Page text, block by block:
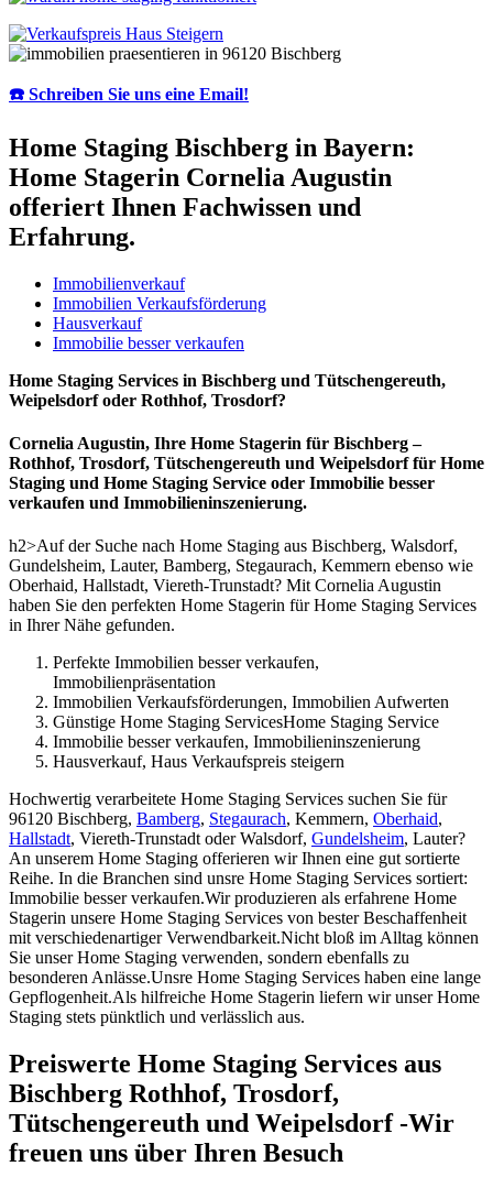
☎️ Schreiben Sie uns eine Email!
Home Staging Bischberg in Bayern:
Home Stagerin Cornelia Augustin
offeriert Ihnen Fachwissen und
Erfahrung.
Immobilienverkauf
Immobilien Verkaufsförderung
Hausverkauf
Immobilie besser verkaufen
Home Staging Services in Bischberg und Tütschengereuth,
Weipelsdorf oder Rothhof, Trosdorf?
Cornelia Augustin, Ihre Home Stagerin für Bischberg –
Rothhof, Trosdorf, Tütschengereuth und Weipelsdorf für Home
Staging und Home Staging Service oder Immobilie besser
verkaufen und Immobilieninszenierung.
h2>Auf der Suche nach Home Staging aus Bischberg, Walsdorf,
Gundelsheim, Lauter, Bamberg, Stegaurach, Kemmern ebenso wie
Oberhaid, Hallstadt, Viereth-Trunstadt? Mit Cornelia Augustin
haben Sie den perfekten Home Stagerin für Home Staging Services
in Ihrer Nähe gefunden.
Perfekte Immobilien besser verkaufen,
Immobilienpräsentation
Immobilien Verkaufsförderungen, Immobilien Aufwerten
Günstige Home Staging ServicesHome Staging Service
Immobilie besser verkaufen, Immobilieninszenierung
Hausverkauf, Haus Verkaufspreis steigern
Hochwertig verarbeitete Home Staging Services suchen Sie für
96120 Bischberg, Bamberg, Stegaurach, Kemmern, Oberhaid,
Hallstadt, Viereth-Trunstadt oder Walsdorf, Gundelsheim, Lauter?
An unserem Home Staging offerieren wir Ihnen eine gut sortierte
Reihe. In die Branchen sind unsre Home Staging Services sortiert:
Immobilie besser verkaufen.Wir produzieren als erfahrene Home
Stagerin unsere Home Staging Services von bester Beschaffenheit
mit verschiedenartiger Verwendbarkeit.Nicht bloß im Alltag können
Sie unser Home Staging verwenden, sondern ebenfalls zu
besonderen Anlässe.Unsre Home Staging Services haben eine lange
Gepflogenheit.Als hilfreiche Home Stagerin liefern wir unser Home
Staging stets pünktlich und verlässlich aus.
Preiswerte Home Staging Services aus
Bischberg Rothhof, Trosdorf,
Tütschengereuth und Weipelsdorf -Wir
freuen uns über Ihren Besuch